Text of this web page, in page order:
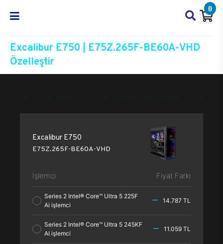
0
Excalibur E750 | E75Z.265F-BE60A-VHD
Özelleştir
Excalibur E750
E75Z.265F-BE60A-VHD
İşlemci Fiyat Farkı
Series 2 Intel® Core™ Ultra 5 225F
Ai işlemci
14.787 TL
Series 2 Intel® Core™ Ultra 5 245KF
AI işlemci
11.059 TL